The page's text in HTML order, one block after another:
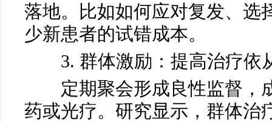
落地。比如如何应对复发、选
少新患者的试错成本。
3. 群体激励：提高治疗依
定期聚会形成良性监督，
药或光疗。研究显示，群体治
马小玲